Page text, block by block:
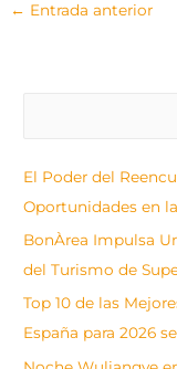
← Entrada anterior
El Poder del
Oportunidades en
BonÀrea Impulsa
del Turismo de
Top 10 de las
España para 2026